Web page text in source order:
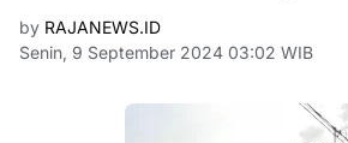
by RAJANEWS.ID
Senin, 9 September 2024 03:02 WIB